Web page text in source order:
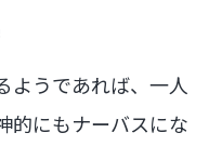
ようであれば、一人
的にもナーバスにな